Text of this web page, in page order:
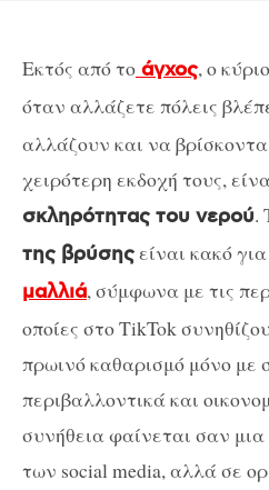
Εκτός από το άγχος, ο
όταν αλλάζετε πόλεις
αλλάζουν και να
χειρότερη εκδοχή τους,
σκληρότητας του νερού.
της βρύσηςείναι κακό
μαλλιά, σύμφωνα με τις
οποίες στο TikTok
πρωινό καθαρισμό μόνο με
περιβαλλοντικά και
συνήθεια φαίνεται σαν
των social media, αλλά σε